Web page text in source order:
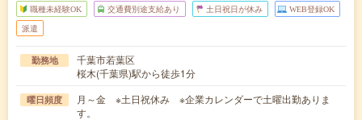
職種未経験OK 交通費別途支給あり 土日祝日が休み WEB登録OK
派遣
勤務地
千葉市若葉区
桜木(千葉県)駅から徒歩1分
曜日頻度
月～金 ※土日祝休み ※企業カレンダーで土曜出勤ありま
す。